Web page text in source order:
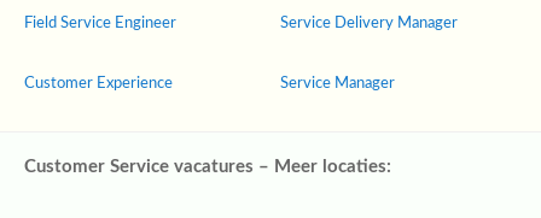
Field Service Engineer
Customer Experience
Service Delivery Manager
Service Manager
Customer Service vacatures – Meer locaties: